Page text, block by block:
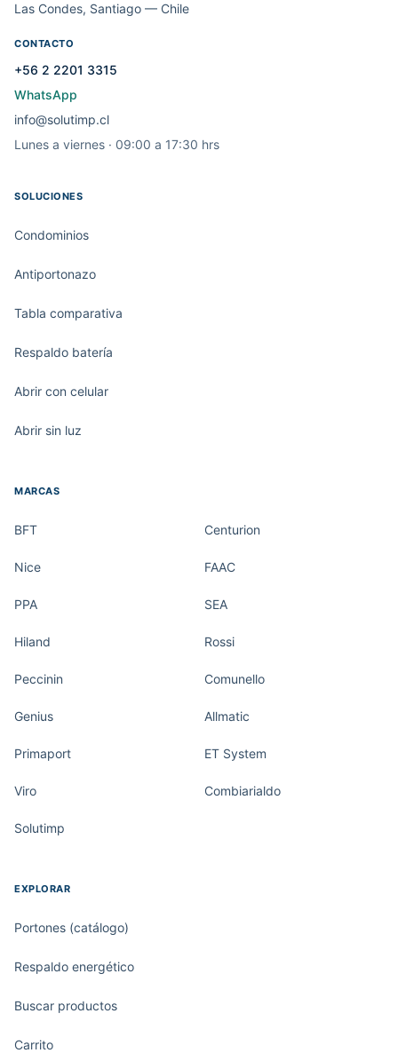
Las Condes, Santiago — Chile
CONTACTO
+56 2 2201 3315
WhatsApp
info@solutimp.cl
Lunes a viernes · 09:00 a 17:30 hrs
SOLUCIONES
Condominios
Antiportonazo
Tabla comparativa
Respaldo batería
Abrir con celular
Abrir sin luz
MARCAS
BFT Centurion
Nice FAAC
PPA SEA
Hiland Rossi
Peccinin Comunello
Genius Allmatic
Primaport ET System
Viro Combiarialdo
Solutimp
EXPLORAR
Portones (catálogo)
Respaldo energético
Buscar productos
Carrito